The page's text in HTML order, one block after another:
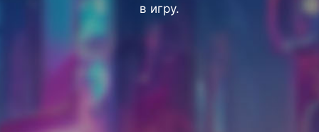
в игру.